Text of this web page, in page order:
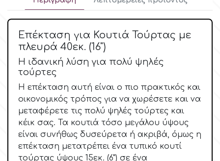
Γοργόνες
Πάρτυ Μονόκερος
Αποφοίτηση
Έρημος - Μεξικάνικο Θέμα
Σέξυ
Αθλητικά
Colour Splash
Crystal Candy
Culpitt
Cutterham
Επέκταση για Κουτιά Τούρτας με
πλευρά 40εκ. (16")
Η ιδανική λύση για πολύ ψηλές
τούρτες
Η επέκταση αυτή είναι ο πιο πρακτικός και
οικονομικός τρόπος για να χωρέσετε και να
μεταφέρετε τις πολύ ψηλές τούρτες και
κέικ σας. Τα κουτιά τόσο μεγάλου ύψους
είναι συνήθως δυσεύρετα ή ακριβά, όμως η
επέκταση μετατρέπει ένα τυπικό κουτί
τούρτας ύψους 15εκ. (6") σε ένα